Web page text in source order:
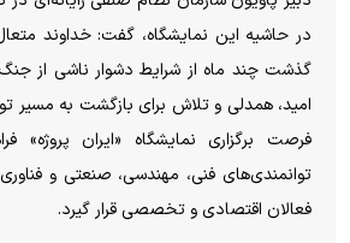
در حاشیه این نمایشگاه، گفت: خداوند
گذشت چند ماه از شرایط دشوار ناشی از
امید، همدلی و تلاش برای بازگشت به مسیر
فرصت برگزاری نمایشگاه «ایران پروژه»
توانمندی‌های فنی، مهندسی، صنعتی و
فعالان اقتصادی و تخصصی قرار گیرد.